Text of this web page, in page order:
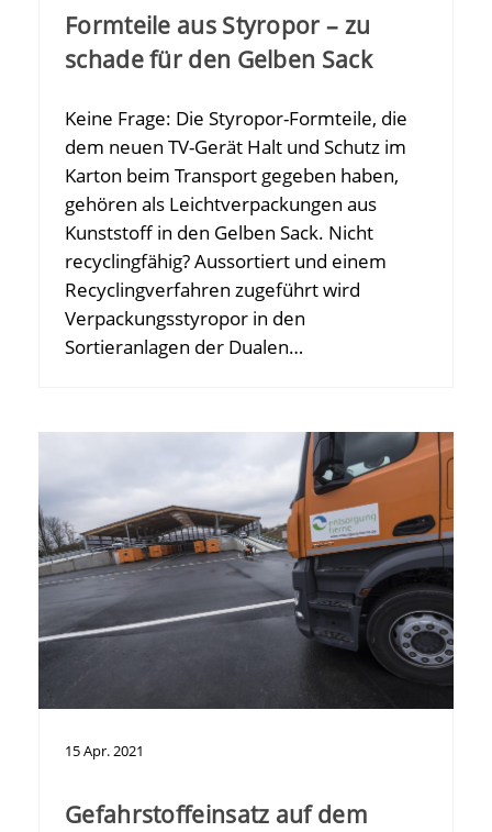
Formteile aus Styropor – zu
schade für den Gelben Sack
Keine Frage: Die Styropor-Formteile, die
dem neuen TV-Gerät Halt und Schutz im
Karton beim Transport gegeben haben,
gehören als Leichtverpackungen aus
Kunststoff in den Gelben Sack. Nicht
recyclingfähig? Aussortiert und einem
Recyclingverfahren zugeführt wird
Verpackungsstyropor in den
Sortieranlagen der Dualen…
15Apr.2021
Gefahrstoffeinsatz auf dem